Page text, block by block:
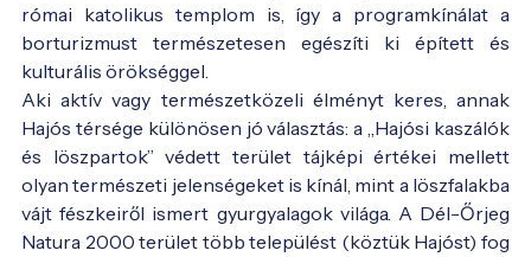
római katolikus templom is, így a programkínálat a
borturizmust természetesen egészíti ki épített és
kulturális örökséggel.
Aki aktív vagy természetközeli élményt keres, annak
Hajós térsége különösen jó választás: a „Hajósi kaszálók
és löszpartok” védett terület tájképi értékei mellett
olyan természeti jelenségeket is kínál, mint a löszfalakba
vájt fészkeiről ismert gyurgyalagok világa. A Dél-Őrjeg
Natura 2000 terület több települést (köztük Hajóst) fog